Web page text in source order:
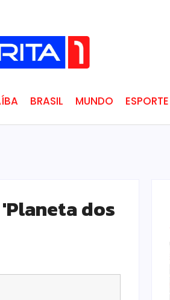
BRASIL MUNDO ESPORTE
dos